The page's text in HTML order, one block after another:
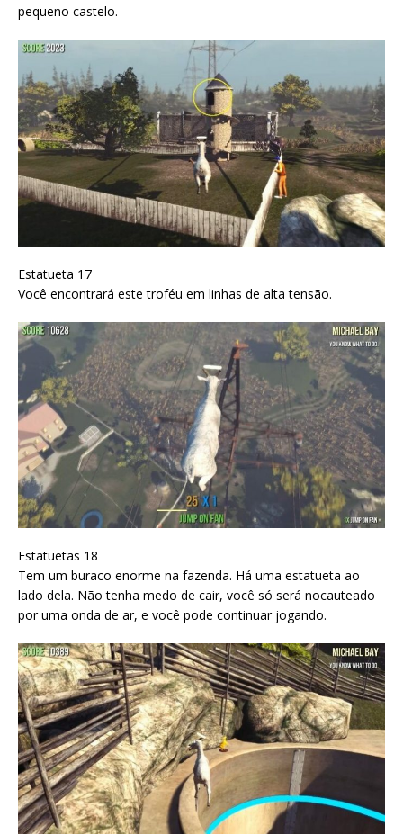
pequeno castelo.
Estatueta 17
Você encontrará este troféu em linhas de alta tensão.
Estatuetas 18
Tem um buraco enorme na fazenda. Há uma estatueta ao
lado dela. Não tenha medo de cair, você só será nocauteado
por uma onda de ar, e você pode continuar jogando.